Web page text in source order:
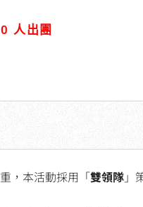
人出團
，本活動採用「雙領隊」